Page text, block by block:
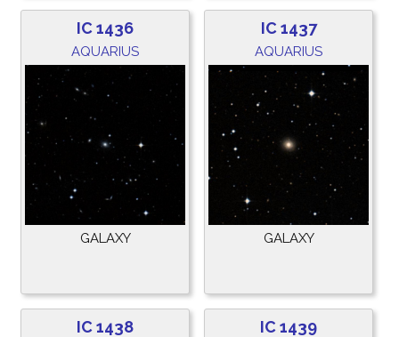
IC 1436
AQUARIUS
GALAXY
IC 1437
AQUARIUS
GALAXY
IC 1438 IC 1439